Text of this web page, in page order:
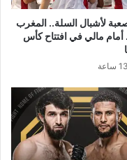
لأشبال السلة.. المغرب
مالي في افتتاح كأس